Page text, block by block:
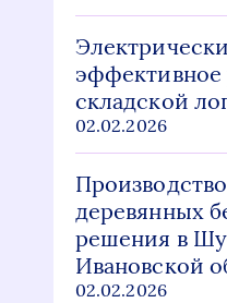
складской
02.02.2026
деревянных
решения в
Ивановской
02.02.2026